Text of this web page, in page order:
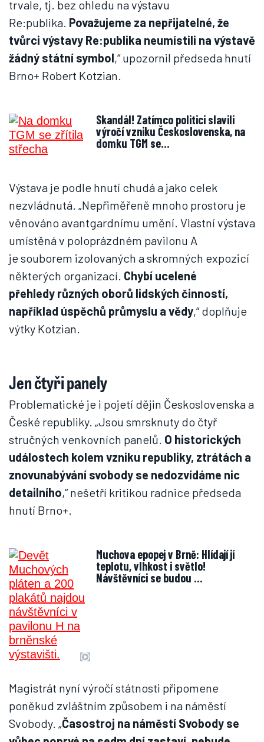
trvale, tj. bez ohledu na výstavu
Re:publika. Považujeme za nepřijatelné, že
tvůrci výstavy Re:publika neumístili na výstavě
žádný státní symbol,“ upozornil předseda hnutí
Brno+ Robert Kotzian.
Skandál! Zatímco politici slavili
výročí vzniku Československa, na
domku TGM se…
Výstava je podle hnutí chudá a jako celek
nezvládnutá. „Nepřiměřeně mnoho prostoru je
věnováno avantgardnímu umění. Vlastní výstava
umístěná v poloprázdném pavilonu A
je souborem izolovaných a skromných expozicí
některých organizací. Chybí ucelené
přehledy různých oborů lidských činností,
například úspěchů průmyslu a vědy,“ doplňuje
výtky Kotzian.
Jen čtyři panely
Problematické je i pojetí dějin Československa a
České republiky. „Jsou smrsknuty do čtyř
stručných venkovních panelů. O historických
událostech kolem vzniku republiky, ztrátách a
znovunabývání svobody se nedozvídáme nic
detailního,“ nešetří kritikou radnice předseda
hnutí Brno+.
Muchova epopej v Brně: Hlídají jí
teplotu, vlhkost i světlo!
Návštěvníci se budou …
Magistrát nyní výročí státnosti připomene
poněkud zvláštním způsobem i na náměstí
Svobody. „Časostroj na náměstí Svobody se